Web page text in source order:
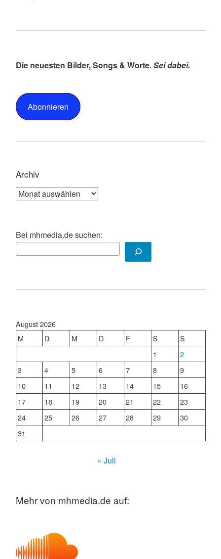
Die neuesten Bilder, Songs & Worte.Sei dabei.
Abonnieren
Archiv
Archiv
Bei mhmedia.de suchen:
August 2026
M
D M D F S
S
1
2
3
4 5 6 7 8
9
10
11 12 13 14 15
16
17
18 19 20 21 22
23
24
25 26 27 28 29
30
31
« Juli
Mehr von mhmedia.de auf: